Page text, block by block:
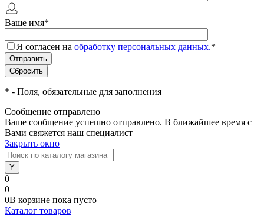
Ваше имя*
Я согласен на обработку персональных данных.*
* - Поля, обязательные для заполнения
Сообщение отправлено
Ваше сообщение успешно отправлено. В ближайшее время с
Вами свяжется наш специалист
Закрыть окно
0
0
0В корзине пока пусто
Каталог товаров